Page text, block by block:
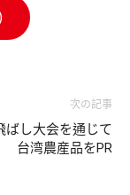
次の記事
ばし大会を通じて
台湾農産品をPR